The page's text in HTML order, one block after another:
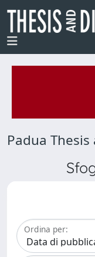
Padua
Ordina per: